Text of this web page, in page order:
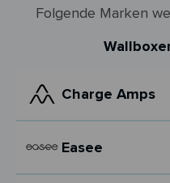
Folgende Marken
Charge Amps
Easee